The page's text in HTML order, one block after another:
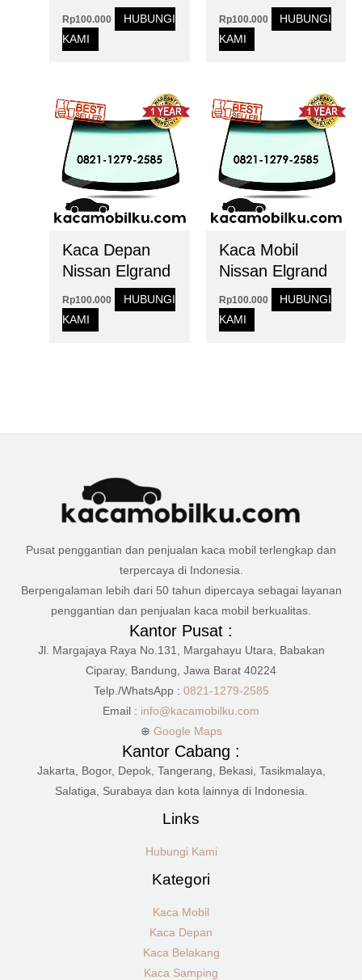
Rp100.000
HUBUNGI
KAMI
Rp100.000
HUBUNGI
KAMI
Kaca Depan
Nissan Elgrand
Rp100.000
HUBUNGI
KAMI
Kaca Mobil
Nissan Elgrand
Rp100.000
HUBUNGI
KAMI
Pusat penggantian dan penjualan kaca mobil terlengkap dan
terpercaya di Indonesia.
Berpengalaman lebih dari 50 tahun dipercaya sebagai layanan
penggantian dan penjualan kaca mobil berkualitas.
Kantor Pusat :
Jl. Margajaya Raya No.131, Margahayu Utara, Babakan
Ciparay, Bandung, Jawa Barat 40224
Telp./WhatsApp : 0821-1279-2585
Email : info@kacamobilku.com
⊕ Google Maps
Kantor Cabang :
Jakarta, Bogor, Depok, Tangerang, Bekasi, Tasikmalaya,
Salatiga, Surabaya dan kota lainnya di Indonesia.
Links
Hubungi Kami
Kategori
Kaca Mobil
Kaca Depan
Kaca Belakang
Kaca Samping